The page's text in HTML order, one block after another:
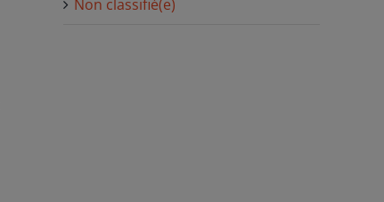
Non classifié(e)